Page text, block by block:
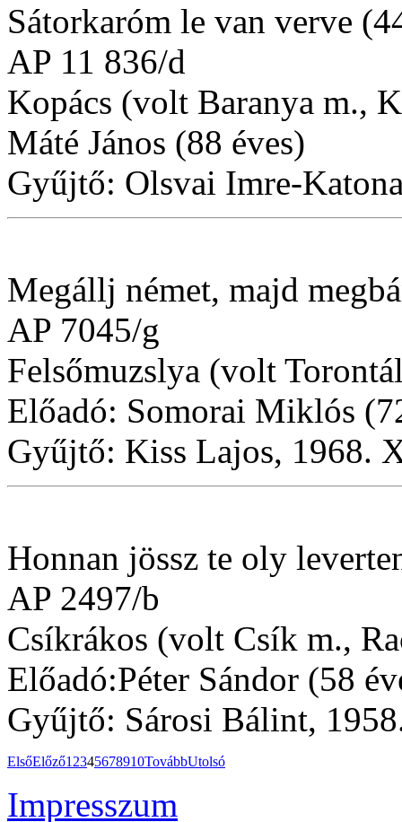
Sátorkaróm le van verve
AP 11 836/d
Kopács (volt Baranya m.,
Máté János (88 éves)
Gyűjtő: Olsvai Imre-
Megállj német, majd
AP 7045/g
Felsőmuzslya (volt
Előadó: Somorai Miklós
Gyűjtő: Kiss Lajos, 1968.
Honnan jössz te oly
AP 2497/b
Csíkrákos (volt Csík m.,
Előadó:Péter Sándor (58
Gyűjtő: Sárosi Bálint,
ElsőElőző1 2345678910TovábbUtolsó
Impresszum